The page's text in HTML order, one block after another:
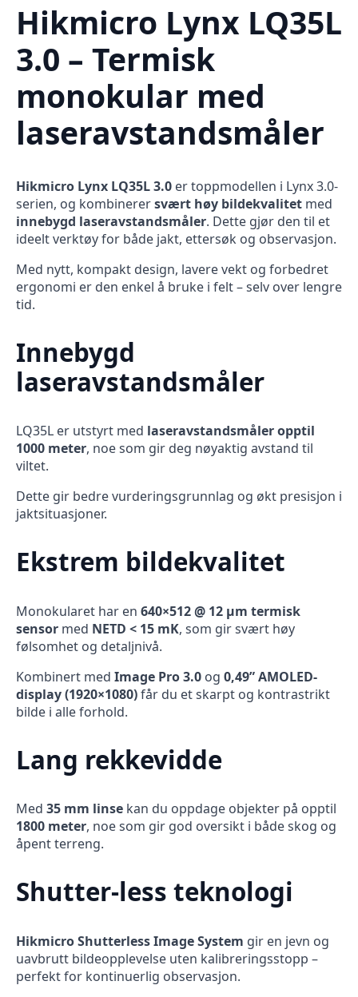
Hikmicro Lynx LQ35L
3.0 – Termisk
monokular med
laseravstandsmåler
Hikmicro Lynx LQ35L 3.0 er toppmodellen i Lynx 3.0-
serien, og kombinerersvært høy bildekvalitet med
innebygd laseravstandsmåler. Dette gjør den til et
ideelt verktøy for både jakt, ettersøk og observasjon.
Med nytt, kompakt design, lavere vekt og forbedret
ergonomi er den enkel å bruke i felt – selv over lengre
tid.
Innebygd
laseravstandsmåler
LQ35L er utstyrt med laseravstandsmåler opptil
1000 meter, noe som gir deg nøyaktig avstand til
viltet.
Dette gir bedre vurderingsgrunnlag og økt presisjon i
jaktsituasjoner.
Ekstrem bildekvalitet
Monokularet har en 640×512 @ 12 µm termisk
sensor med NETD < 15 mK, som gir svært høy
følsomhet og detaljnivå.
Kombinert med Image Pro 3.0 og 0,49” AMOLED-
display (1920×1080)får du et skarpt og kontrastrikt
bilde i alle forhold.
Lang rekkevidde
Med 35 mm linse kan du oppdage objekter på opptil
1800 meter, noe som gir god oversikt i både skog og
åpent terreng.
Shutter-less teknologi
Hikmicro Shutterless Image System gir en jevn og
uavbrutt bildeopplevelse uten kalibreringsstopp –
perfekt for kontinuerlig observasjon.